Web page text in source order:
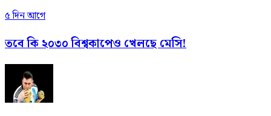
৫ দিন আগে
তবে কি ২০৩০ বিশ্বকাপেও খেলছে মেসি!